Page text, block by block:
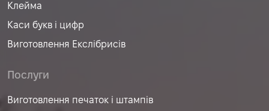
Послуги
Виготовлення печаток і штампів
Клейма
Каси букв і цифр
Виготовлення Екслібрисів